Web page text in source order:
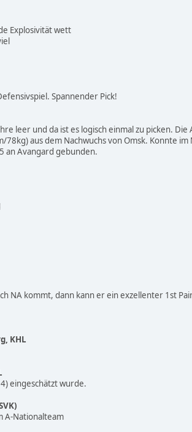
Explosivität wett
Spannender Pick!
leer und da ist es logisch einmal zu picken.
aus dem Nachwuchs von Omsk. Konnte
an Avangard gebunden.
NA kommt, dann kann er ein exzellenter 1st
KHL
eingeschätzt wurde.
A-Nationalteam